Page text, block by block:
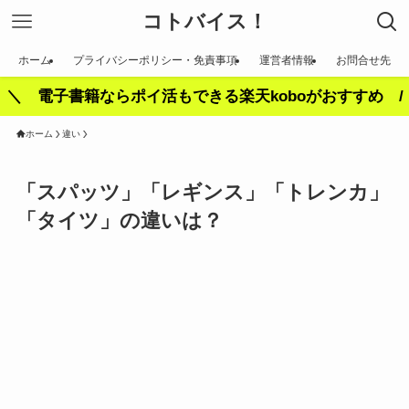
コトバイス！
ホーム プライバシーポリシー・免責事項 運営者情報 お問合せ先
＼ 電子書籍ならポイ活もできる楽天koboがおすすめ /
ホーム 違い
「スパッツ」「レギンス」「トレンカ」
「タイツ」の違いは？